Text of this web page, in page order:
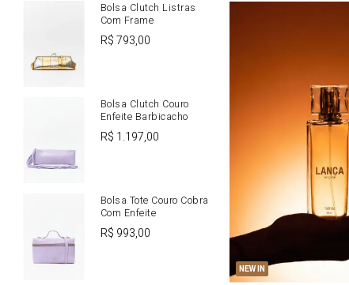
Bolsa Clutch Listras
Com Frame
R$793,00
Bolsa Clutch Couro
Enfeite Barbicacho
R$ 1.197,00
Bolsa Tote Couro Cobra
Com Enfeite
R$ 993,00
NEW IN
U